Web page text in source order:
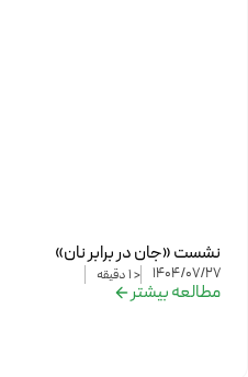
نشست «جان در برابر نان»
1404/07/27
< 1 دقیقه
مطالعه بیشتر